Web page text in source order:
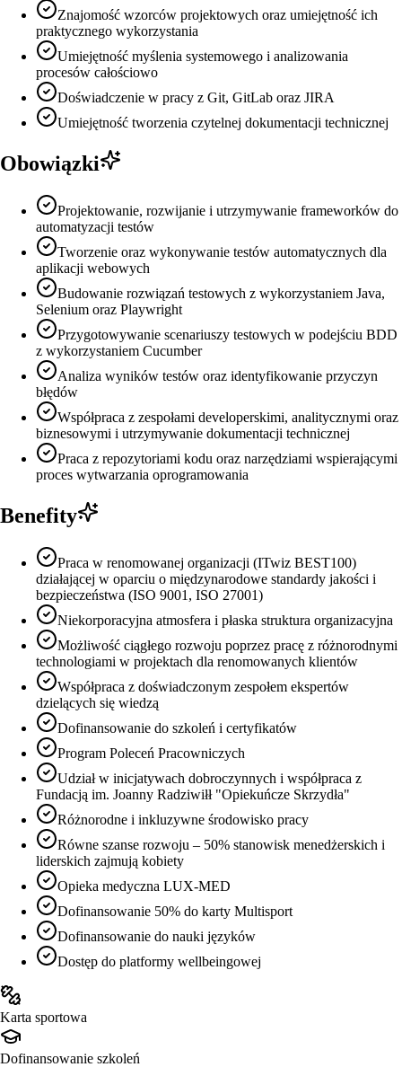
Znajomość wzorców projektowych oraz umiejętność ich
praktycznego wykorzystania
Umiejętność myślenia systemowego i analizowania
procesów całościowo
Doświadczenie w pracy z Git, GitLab oraz JIRA
Umiejętność tworzenia czytelnej dokumentacji technicznej
Obowiązki
Projektowanie, rozwijanie i utrzymywanie frameworków do
automatyzacji testów
Tworzenie oraz wykonywanie testów automatycznych dla
aplikacji webowych
Budowanie rozwiązań testowych z wykorzystaniem Java,
Selenium oraz Playwright
Przygotowywanie scenariuszy testowych w podejściu BDD
z wykorzystaniem Cucumber
Analiza wyników testów oraz identyfikowanie przyczyn
błędów
Współpraca z zespołami developerskimi, analitycznymi oraz
biznesowymi i utrzymywanie dokumentacji technicznej
Praca z repozytoriami kodu oraz narzędziami wspierającymi
proces wytwarzania oprogramowania
Benefity
Praca w renomowanej organizacji (ITwiz BEST100)
działającej w oparciu o międzynarodowe standardy jakości i
bezpieczeństwa (ISO 9001, ISO 27001)
Niekorporacyjna atmosfera i płaska struktura organizacyjna
Możliwość ciągłego rozwoju poprzez pracę z różnorodnymi
technologiami w projektach dla renomowanych klientów
Współpraca z doświadczonym zespołem ekspertów
dzielących się wiedzą
Dofinansowanie do szkoleń i certyfikatów
Program Poleceń Pracowniczych
Udział w inicjatywach dobroczynnych i współpraca z
Fundacją im. Joanny Radziwiłł "Opiekuńcze Skrzydła"
Różnorodne i inkluzywne środowisko pracy
Równe szanse rozwoju – 50% stanowisk menedżerskich i
liderskich zajmują kobiety
Opieka medyczna LUX-MED
Dofinansowanie 50% do karty Multisport
Dofinansowanie do nauki języków
Dostęp do platformy wellbeingowej
Karta sportowa
Dofinansowanie szkoleń